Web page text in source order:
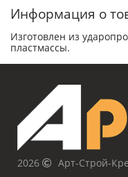
Информация о
Изготовлен из
пластмассы.
2026
Арт-Строй-